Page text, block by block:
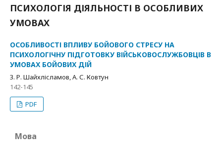
ПСИХОЛОГІЯ ДІЯЛЬНОСТІ В ОСОБЛИВИХ
УМОВАХ
ОСОБЛИВОСТІ ВПЛИВУ БОЙОВОГО СТРЕСУ НА
ПСИХОЛОГІЧНУ ПІДГОТОВКУ ВІЙСЬКОВОСЛУЖБОВЦІВ В
УМОВАХ БОЙОВИХ ДІЙ
З. Р. Шайхлісламов, А. С. Ковтун
142-145
PDF
Мова